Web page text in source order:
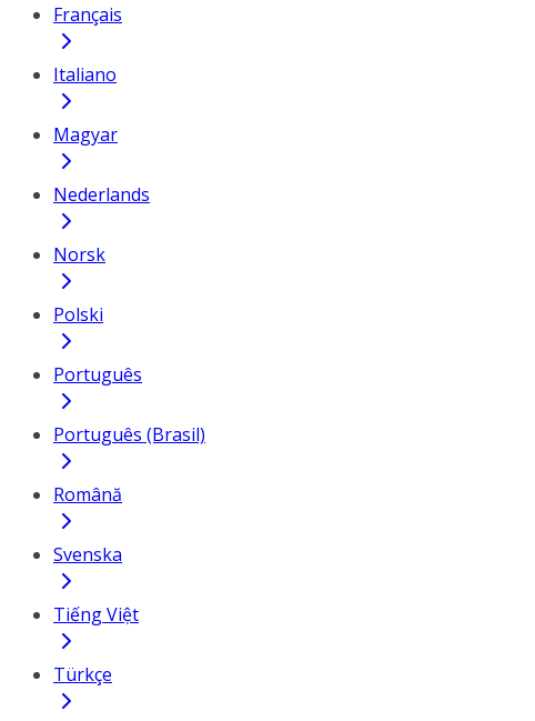
Français
Italiano
Magyar
Nederlands
Norsk
Polski
Português
Português (Brasil)
Română
Svenska
Tiếng Việt
Türkçe